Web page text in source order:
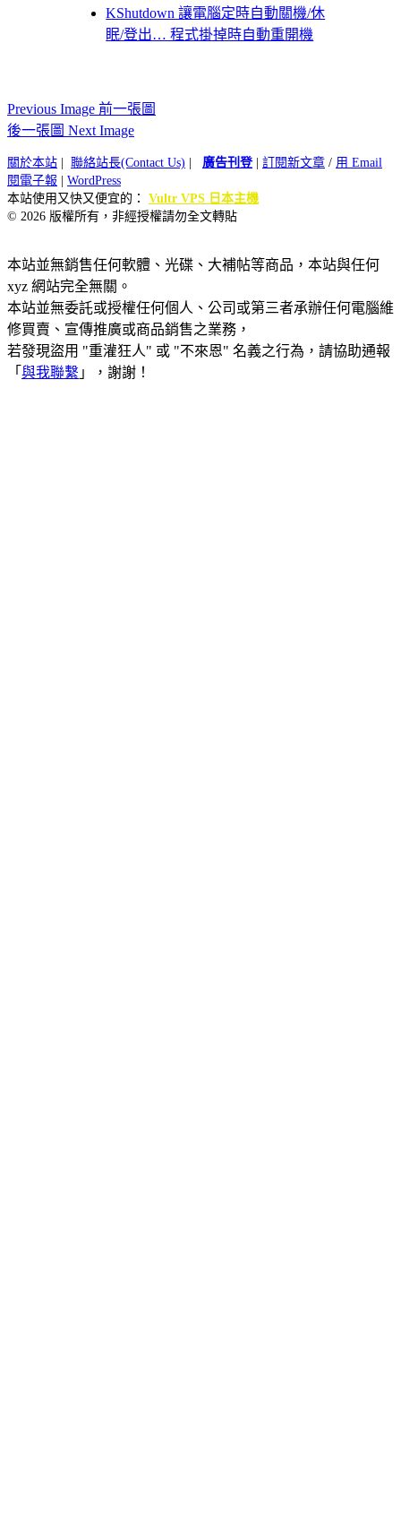
KShutdown 讓電腦定時自動關機/休
眠/登出… 程式掛掉時自動重開機
Previous Image 前一張圖
後一張圖 Next Image
關於本站 聯絡站長(Contact Us) 廣告刊登| 訂閱新文章 / 用 Email
閱電子報
WordPress
本站使用又快又便宜的： Vultr VPS 日本主機
© 2026 版權所有，非經授權請勿全文轉貼
本站並無銷售任何軟體、光碟、大補帖等商品，本站與任何
xyz 網站完全無關。
本站並無委託或授權任何個人、公司或第三者承辦任何電腦維
修買賣、宣傳推廣或商品銷售之業務，
若發現盜用 "重灌狂人" 或 "不來恩" 名義之行為，請協助通報
「 與我聯繫 」，謝謝！